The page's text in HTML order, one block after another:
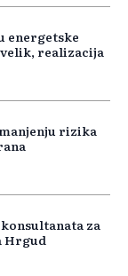
energetske
realizacija
rizika
za
Hrgud